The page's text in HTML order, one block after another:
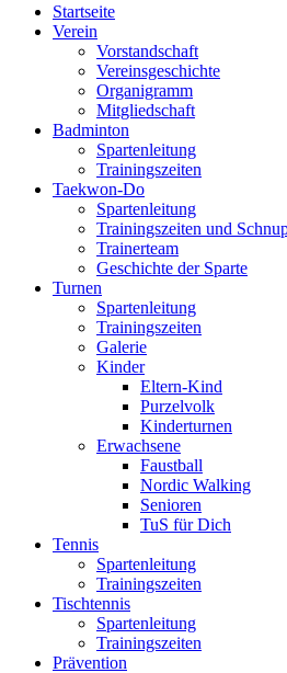
Startseite
Verein
Vorstandschaft
Vereinsgeschichte
Organigramm
Mitgliedschaft
Badminton
Spartenleitung
Trainingszeiten
Taekwon-Do
Spartenleitung
Trainingszeiten und
Trainerteam
Geschichte der Sparte
Turnen
Spartenleitung
Trainingszeiten
Galerie
Kinder
Eltern-Kind
Purzelvolk
Kinderturnen
Erwachsene
Faustball
Nordic Walking
Senioren
TuS für Dich
Tennis
Spartenleitung
Trainingszeiten
Tischtennis
Spartenleitung
Trainingszeiten
Prävention